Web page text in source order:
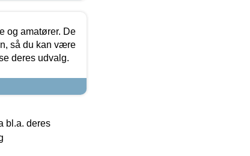
og amatører. De
så du kan være
deres udvalg.
bl.a. deres